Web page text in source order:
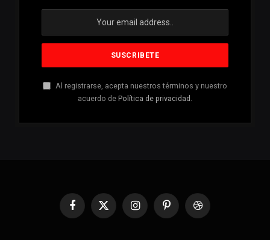
Al registrarse, acepta nuestros términos y nuestro
acuerdo de Política de privacidad
Facebook
X
InstagramPinterestDribbble